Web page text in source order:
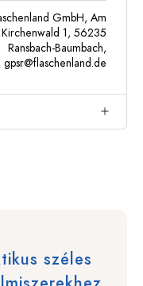
GmbH, Am
Kirchenwald 1, 56235
Ransbach-Baumbach,
gpsr@flaschenland.de
széles